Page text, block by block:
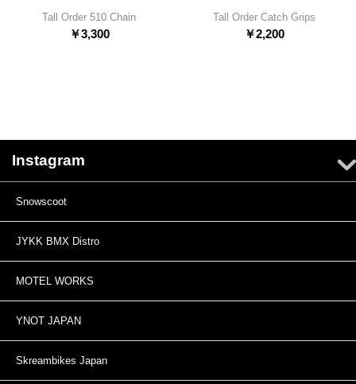
Tall Order 510 Chain
￥3,300
Tall Order Catch Grips
￥2,200
Instagram
Snowscoot
JYKK BMX Distro
MOTEL WORKS
YNOT JAPAN
Skreambikes Japan